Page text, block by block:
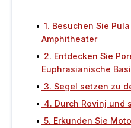
1. Besuchen Sie
Amphitheater
2. Entdecken Sie
Euphrasianische
3. Segel setzen zu
4. Durch Rovinj und
5. Erkunden Sie